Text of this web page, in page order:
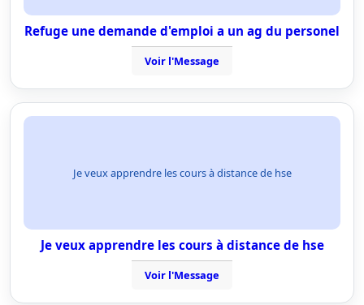
Refuge une demande d'emploi a un ag du personel
Voir l'Message
Je veux apprendre les cours à distance de hse
Je veux apprendre les cours à distance de hse
Voir l'Message